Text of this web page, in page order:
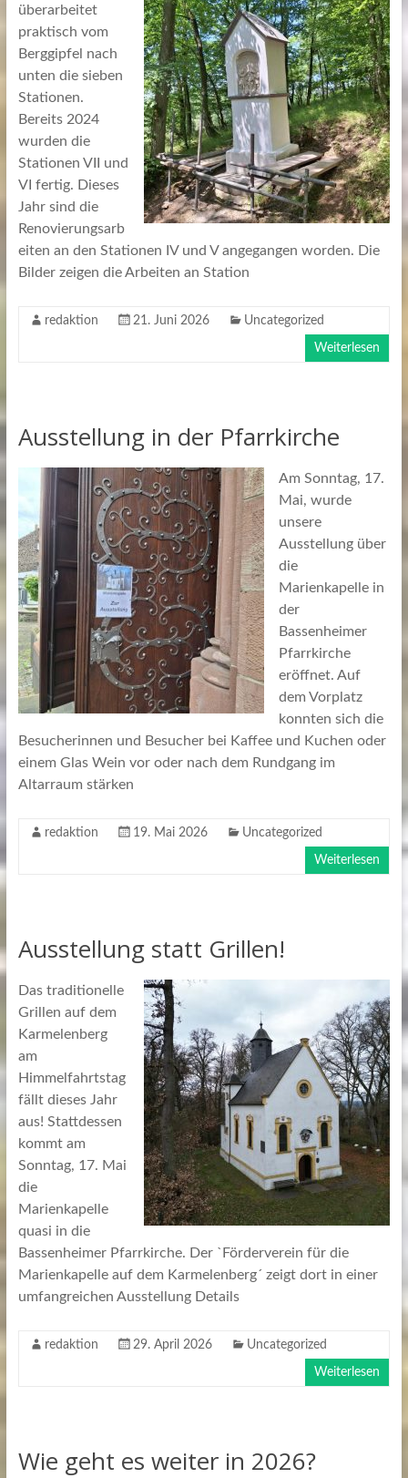
überarbeitet
praktisch vom
Berggipfel nach
unten die sieben
Stationen.
Bereits 2024
wurden die
Stationen VII und
VI fertig. Dieses
Jahr sind die
Renovierungsarb
eiten an den Stationen IV und V angegangen worden. Die
Bilder zeigen die Arbeiten an Station
redaktion 21. Juni 2026 Uncategorized
Weiterlesen
Ausstellung in der Pfarrkirche
Am Sonntag, 17.
Mai, wurde
unsere
Ausstellung über
die
Marienkapelle in
der
Bassenheimer
Pfarrkirche
eröffnet. Auf
dem Vorplatz
konnten sich die
Besucherinnen und Besucher bei Kaffee und Kuchen oder
einem Glas Wein vor oder nach dem Rundgang im
Altarraum stärken
redaktion 19. Mai 2026 Uncategorized
Weiterlesen
Ausstellung statt Grillen!
Das traditionelle
Grillen auf dem
Karmelenberg
am
Himmelfahrtstag
fällt dieses Jahr
aus! Stattdessen
kommt am
Sonntag, 17. Mai
die
Marienkapelle
quasi in die
Bassenheimer Pfarrkirche. Der `Förderverein für die
Marienkapelle auf dem Karmelenberg´ zeigt dort in einer
umfangreichen Ausstellung Details
redaktion 29. April 2026 Uncategorized
Weiterlesen
Wie geht es weiter in 2026?